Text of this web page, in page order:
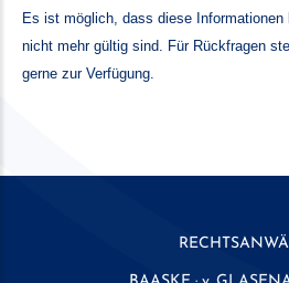
Es ist möglich, dass diese Informationen
nicht mehr gültig sind. Für Rückfragen
gerne zur Verfügung.